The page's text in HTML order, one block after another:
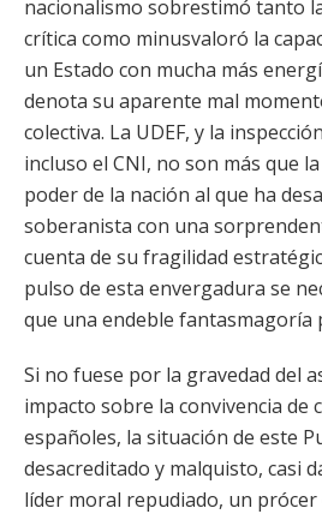
nacionalismo sobrestimó tanto
crítica como minusvaloró la
un Estado con mucha más
denota su aparente mal
colectiva. La UDEF, y la
incluso el CNI, no son más que
poder de la nación al que ha
soberanista con una
cuenta de su fragilidad
pulso de esta envergadura se
que una endeble fantasmagoría
Si no fuese por la gravedad del
impacto sobre la convivencia de
españoles, la situación de este
desacreditado y malquisto, casi
líder moral repudiado, un